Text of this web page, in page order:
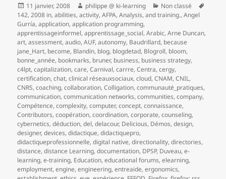
Publié
le
11 janvier, 2008 Auteur
philippe @ ki-learning Catégories
Non classé
142,2008 in,abilities,activity,AFPA,Analysis,and training.,Angel
Gurría,application,application programming,
apprentissageinformel,apprentissage_social,Arabic,Arne Duncan,
art,assessment,audio,AUF,autonomy, Baudrillard, because
jane_Hart, become, Blandin, blog, blogdetad, Blogroll, bloom,
bonne_année, bookmarks, bruner, business, business strategy,
c4lpt,capitalization,care,Carnival,carrre,Centra,cergy,
certification,chat,clinical réseauxsociaux,cloud,CNAM,CNIL,
CNRS,coaching,collaboration,Colligation,communauté_pratiques,
communication,communication networks,communities,company,
Compétence,complexity,computer,concept,connaissance,
Contributors,coopération,coordination,corporate,counseling,
cybernetics,déduction,del,delacour, Delicious, Démos,design,
designer,devices,didactique,didactiquepro,
didactiqueprofessionnelle,digital native,directionality,directories,
distance,distance Learning,documentation, DPSP, Duveau,e-
learning,e-training, Education,educational forums,elearning,
employment,engine,engineering,entreaide,ergonomics,